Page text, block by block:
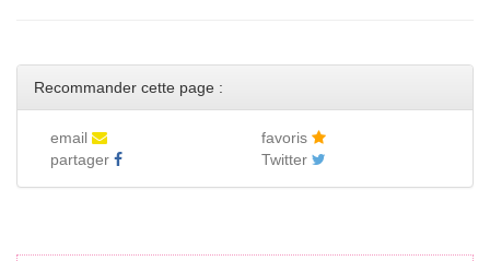
Recommander cette page :
email
favoris
partager
Twitter